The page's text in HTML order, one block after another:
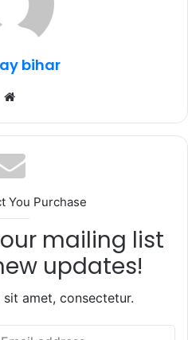
bihar
You Purchase
mailing list
updates!
amet, consectetur.